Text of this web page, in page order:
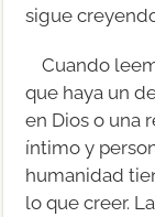
sigue
Cuando
que haya un
en Dios o una
íntimo y
humanidad
lo que creer.